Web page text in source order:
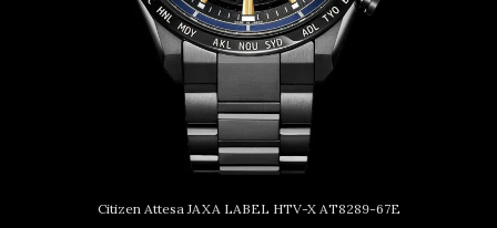
Citizen Attesa JAXA LABEL HTV-X AT8289-67E